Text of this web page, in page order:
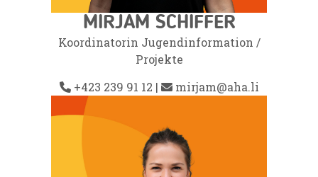
MIRJAM SCHIFFER
Koordinatorin Jugendinformation /
Projekte
+423 239 91 12 | mirjam@aha.li